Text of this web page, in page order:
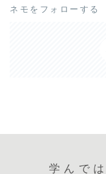
ネモをフォローする
学んで